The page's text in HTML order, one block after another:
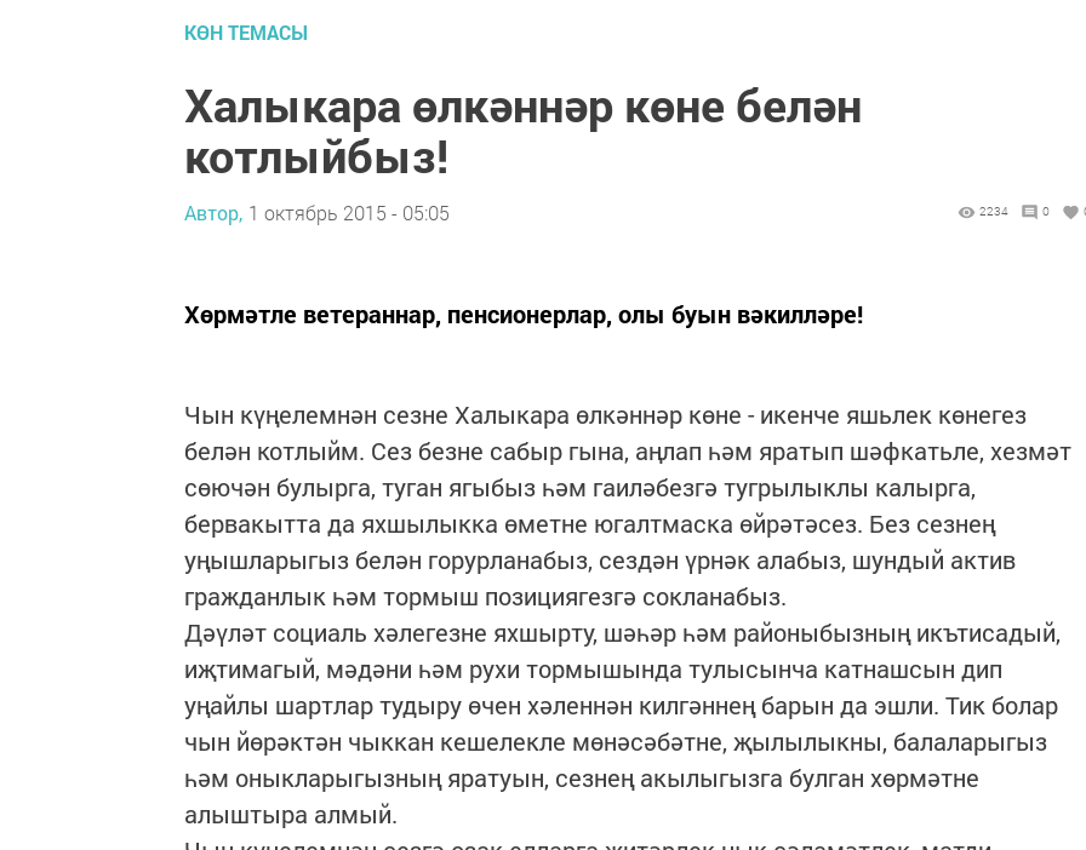
КӨН ТЕМАСЫ
Халыкара өлкәннәр көне белән
котлыйбыз!
Автор, 1 октябрь 2015 - 05:05 2234 0
Хөрмәтле ветераннар, пенсионерлар, олы буын вәкилләре!
Чын күңелемнән сезне Халыкара өлкәннәр көне - икенче яшьлек көнегез
белән котлыйм. Сез безне сабыр гына, аңлап һәм яратып шәфкатьле, хезмәт
сөючән булырга, туган ягыбыз һәм гаиләбезгә тугрылыклы калырга,
бервакытта да яхшылыкка өметне югалтмаска өйрәтәсез. Без сезнең
уңышларыгыз белән горурланабыз, сездән үрнәк алабыз, шундый актив
гражданлык һәм тормыш позициягезгә сокланабыз.
Дәүләт социаль хәлегезне яхшырту, шәһәр һәм районыбызның икътисадый,
иҗтимагый, мәдәни һәм рухи тормышында тулысынча катнашсын дип
уңайлы шартлар тудыру өчен хәленнән килгәннең барын да эшли. Тик болар
чын йөрәктән чыккан кешелекле мөнәсәбәтне, җылылыкны, балаларыгыз
һәм оныкларыгызның яратуын, сезнең акылыгызга булган хөрмәтне
алыштыра алмый.